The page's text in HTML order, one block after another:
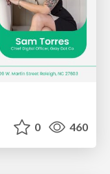
0 460